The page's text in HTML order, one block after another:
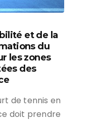
et de la
du
les zones
des
de tennis en
doit prendre